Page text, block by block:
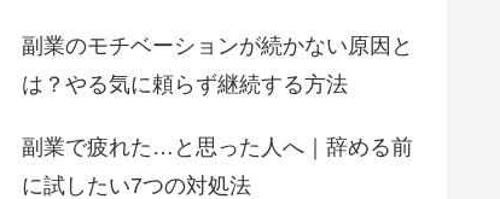
副業のモチベーションが続かない原因と
は？やる気に頼らず継続する方法
副業で疲れた…と思った人へ｜辞める前
に試したい7つの対処法